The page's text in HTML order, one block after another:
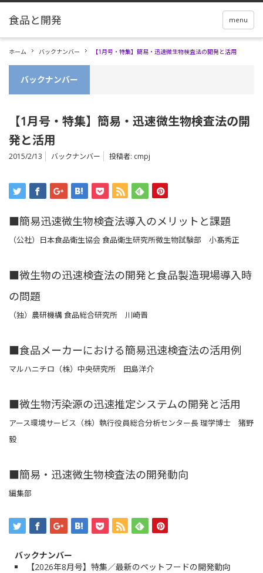
menu
ホーム バックナンバー 【1月号・特集】簡易・迅速微生物検査法の開発と活用
バックナンバー
【1月号・特集】簡易・迅速微生物検査法の開
発と活用
2015/2/13 バックナンバー 投稿者: cmpj
■簡易迅速微生物検査法導入のメリットと課題
（公社）日本食品衛生協会 食品衛生研究所微生物試験部 小髙秀正
■微生物の迅速検査法の開発と食品製造現場導入時
の問題
（独）農研機構 食品総合研究所 川崎晋
■食品メーカーにおける簡易迅速検査法の活用例
マルハニチロ（株）中央研究所 田島洋介
■微生物汚染源の迅速推定システムの開発と活用
アース環境サービス（株）執行役員総合分析センター長 理学博士 猪野
毅
■簡易・迅速微生物検査法の開発動向
編集部
バックナンバー
【2026年8月号】特集／最新のペットフードの開発動向